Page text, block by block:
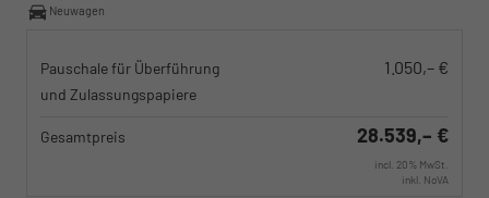
Neuwagen
Pauschale für Überführung
und Zulassungspapiere
1.050,– €
Gesamtpreis 28.539,– €
incl. 20% MwSt.
inkl. NoVA